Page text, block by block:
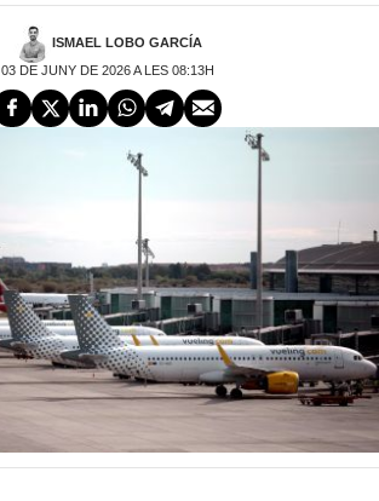
ISMAEL LOBO GARCÍA
03 DE JUNY DE 2026 A LES 08:13H